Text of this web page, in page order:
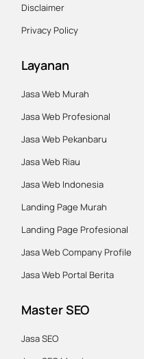
Disclaimer
Privacy Policy
Layanan
Jasa Web Murah
Jasa Web Profesional
Jasa Web Pekanbaru
Jasa Web Riau
Jasa Web Indonesia
Landing Page Murah
Landing Page Profesional
Jasa Web Company Profile
Jasa Web Portal Berita
Master SEO
Jasa SEO